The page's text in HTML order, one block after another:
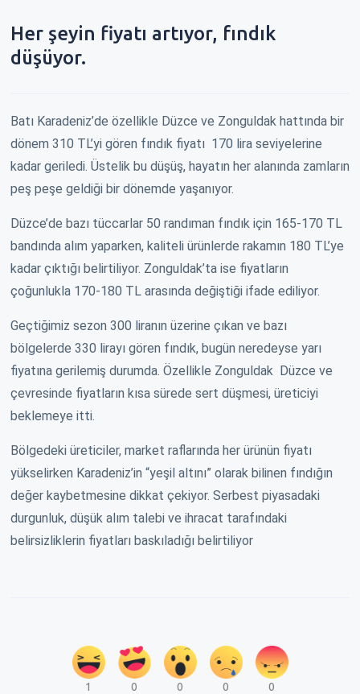
Her şeyin fiyatı artıyor, fındık
düşüyor.
Batı Karadeniz’de özellikle Düzce ve Zonguldak hattında bir
dönem 310 TL’yi gören fındık fiyatı 170 lira seviyelerine
kadar geriledi. Üstelik bu düşüş, hayatın her alanında zamların
peş peşe geldiği bir dönemde yaşanıyor.
Düzce’de bazı tüccarlar 50 randıman fındık için 165-170 TL
bandında alım yaparken, kaliteli ürünlerde rakamın 180 TL’ye
kadar çıktığı belirtiliyor. Zonguldak’ta ise fiyatların
çoğunlukla 170-180 TL arasında değiştiği ifade ediliyor.
Geçtiğimiz sezon 300 liranın üzerine çıkan ve bazı
bölgelerde 330 lirayı gören fındık, bugün neredeyse yarı
fiyatına gerilemiş durumda. Özellikle Zonguldak Düzce ve
çevresinde fiyatların kısa sürede sert düşmesi, üreticiyi
beklemeye itti.
Bölgedeki üreticiler, market raflarında her ürünün fiyatı
yükselirken Karadeniz’in “yeşil altını” olarak bilinen fındığın
değer kaybetmesine dikkat çekiyor. Serbest piyasadaki
durgunluk, düşük alım talebi ve ihracat tarafındaki
belirsizliklerin fiyatları baskıladığı belirtiliyor
1 0 0 0 0